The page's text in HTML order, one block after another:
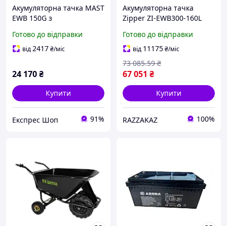
Акумуляторна тачка MAST
EWB 150G з
та вантажопідйомністю
150 кг об'єм кузова 75 л
Готово до відправки
від2417₴/міс
24 170₴
Купити
Експрес Шоп 91%
Акумуляторна тачка
Zipper ZI-EWB300-160L
транспортування
вантажів
Готово до відправки
від 11175₴/міс
67 051 ₴
73 085.59 ₴
Купити
RAZZAKAZ 100%